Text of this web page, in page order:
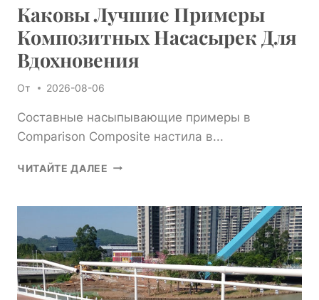
Каковы Лучшие Примеры
Композитных Насасырек Для
Вдохновения
От 2026-08-06
Составные насыпывающие примеры в
Comparison Composite настила в...
ЧИТАЙТЕ ДАЛЕЕ КАКОВЫ
КОМПОЗИТНЫХ
НАСАСЫРЕК
ДЛЯ
ВДОХНОВЕНИЯ